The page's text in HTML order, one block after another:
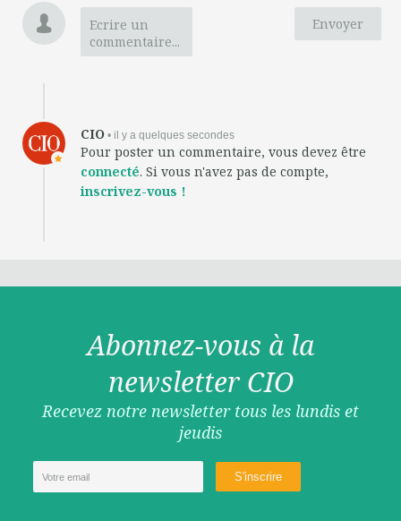
Envoyer
Ecrire un
commentaire...
CIO • il y a quelques secondes
Pour poster un commentaire, vous devez être
connecté. Si vous n'avez pas de compte,
inscrivez-vous !
Abonnez-vous à la
newsletter CIO
Recevez notre newsletter tous les lundis et
jeudis